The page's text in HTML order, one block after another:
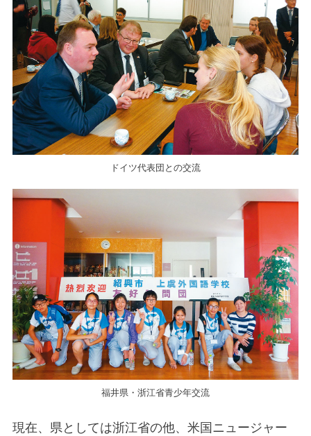
ドイツ代表団との交流
福井県・浙江省青少年交流
現在、県としては浙江省の他、米国ニュージャー